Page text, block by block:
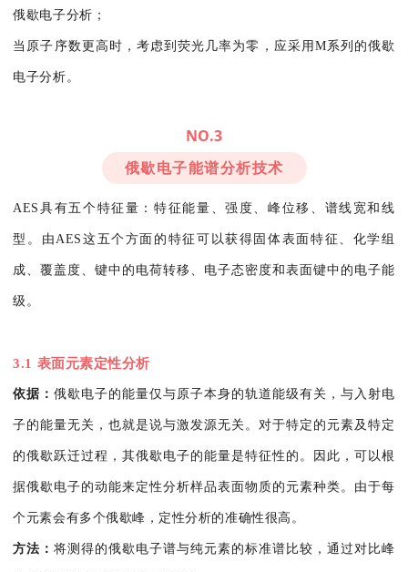
俄歇电子分析；
当原子序数更高时，考虑到荧光几率为零，应采用M系列的俄歇
电子分析。
NO.3
俄歇电子能谱分析技术
AES具有五个特征量：特征能量、强度、峰位移、谱线宽和线
型。由AES这五个方面的特征可以获得固体表面特征、化学组
成、覆盖度、键中的电荷转移、电子态密度和表面键中的电子能
级。
3.1 表面元素定性分析
依据：俄歇电子的能量仅与原子本身的轨道能级有关，与入射电
子的能量无关，也就是说与激发源无关。对于特定的元素及特定
的俄歇跃迁过程，其俄歇电子的能量是特征性的。因此，可以根
据俄歇电子的动能来定性分析样品表面物质的元素种类。由于每
个元素会有多个俄歇峰，定性分析的准确性很高。
方法：将测得的俄歇电子谱与纯元素的标准谱比较，通过对比峰